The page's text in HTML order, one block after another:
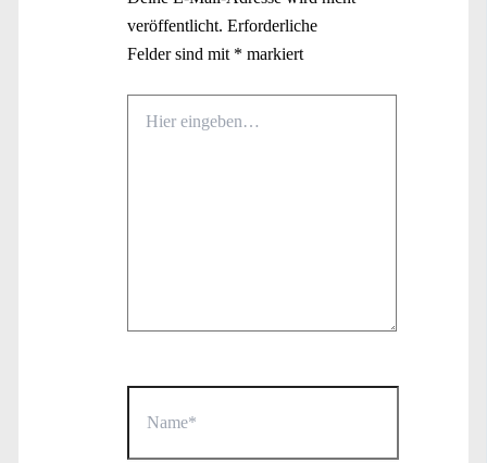
veröffentlicht. Erforderliche
Felder sind mit * markiert
eingeben…